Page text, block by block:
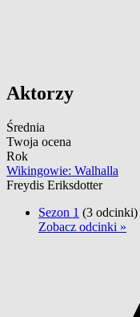
Aktorzy
Średnia
Twoja ocena
Rok
Wikingowie: Walhalla
Freydis Eriksdotter
Sezon 1 (3 odcinki)
Zobacz odcinki »